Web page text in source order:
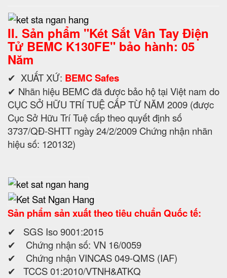
II. Sản phẩm "Két Sắt Vân Tay Điện
Tử BEMC K130FE" bảo hành: 05
Năm
✔ XUẤT XỨ: BEMC Safes
✔ Nhãn hiệu BEMC đã được bảo hộ tại Việt nam do
CỤC SỞ HỮU TRÍ TUỆ CẤP TỪ NĂM 2009 (được
Cục Sở Hữu Trí Tuệ cấp theo quyết định số
3737/QĐ-SHTT ngày 24/2/2009 Chứng nhận nhãn
hiệu số: 120132)
Sản phẩm sản xuất theo tiêu chuẩn Quốc tế:
✔ SGS Iso 9001:2015
✔ Chứng nhận số: VN 16/0059
✔ Chứng nhận VINCAS 049-QMS (IAF)
✔ TCCS 01:2010/VTNH&ATKQ